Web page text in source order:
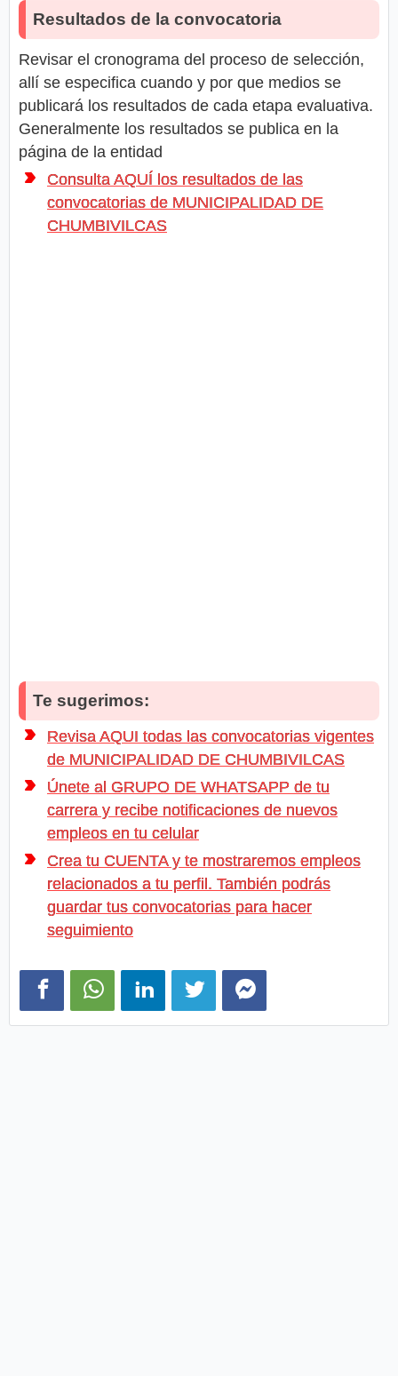
Resultados de la convocatoria
Revisar el cronograma del proceso de selección,
allí se especifica cuando y por que medios se
publicará los resultados de cada etapa evaluativa.
Generalmente los resultados se publica en la
página de la entidad
Consulta AQUÍ los resultados de las
convocatorias de MUNICIPALIDAD DE
CHUMBIVILCAS
Te sugerimos:
Revisa AQUI todas las convocatorias vigentes
de MUNICIPALIDAD DE CHUMBIVILCAS
Únete al GRUPO DE WHATSAPP de tu
carrera y recibe notificaciones de nuevos
empleos en tu celular
Crea tu CUENTA y te mostraremos empleos
relacionados a tu perfil. También podrás
guardar tus convocatorias para hacer
seguimiento